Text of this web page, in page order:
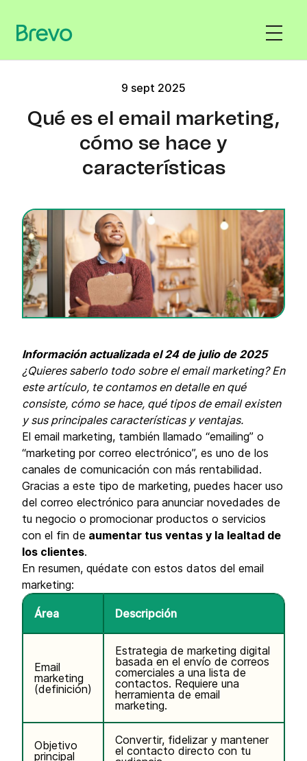
9 sept 2025
Qué es el email marketing,
cómo se hace y
características
Información actualizada el 24 de julio de 2025
¿Quieres saberlo todo sobre el email marketing? En
este artículo, te contamos en detalle en qué
consiste, cómo se hace, qué tipos de email existen
y sus principales características y ventajas.
El email marketing, también llamado “emailing” o
“marketing por correo electrónico”, es uno de los
canales de comunicación con más rentabilidad.
Gracias a este tipo de marketing, puedes hacer uso
del correo electrónico para anunciar novedades de
tu negocio o promocionar productos o servicios
con el fin de aumentar tus ventas y la lealtad de
los clientes.
En resumen, quédate con estos datos del email
marketing:
Área Descripción
Email
marketing
(definición)
Estrategia de marketing digital
basada en el envío de correos
comerciales a una lista de
contactos. Requiere una
herramienta de email
marketing.
Objetivo
principal
Convertir, fidelizar y mantener
el contacto directo con tu